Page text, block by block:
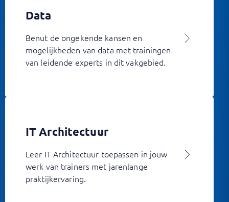
Data
Benut de ongekende kansen en
mogelijkheden van data met trainingen
van leidende experts in dit vakgebied.
IT Architectuur
Leer IT Architectuur toepassen in jouw
werk van trainers met jarenlange
praktijkervaring.